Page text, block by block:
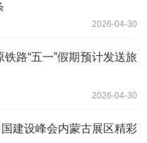
2026-04-30
路“五一”假期预计发送旅
2026-04-30
建设峰会内蒙古展区精彩